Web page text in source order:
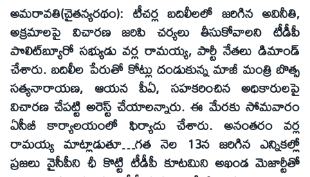
అమరావతి(చైతన్యరథం): టీచర్ల బదిలీలలో జరిగిన అవినీతి,
అక్రమాలపై విచారణ జరిపి చర్యలు తీసుకోవాలని టీడీపీ
పొలిట్‌బ్యూరో సభ్యుడు వర్ల రామయ్య, పార్టీ నేతలు డిమాండ్‌
చేశారు. బదిలీల పేరుతో కోట్లు దండుకున్న మాజీ మంత్రి బొత్స
సత్యనారాయణ, ఆయన పీఏ, సహకరించిన అధికారులపై
విచారణ చేపట్టి అరెస్ట్‌ చేయాలన్నారు. ఈ మేరకు సోమవారం
ఏసీబీ కార్యాలయంలో ఫిర్యాదు చేశారు. అనంతరం వర్ల
రామయ్య మాట్లాడుతూ…గత నెల 13న జరిగిన ఎన్నికల్లో
ప్రజలు వైసీపీని ఛీ కొట్టి టీడీపీ కూటమిని అఖండ మెజార్టీతో